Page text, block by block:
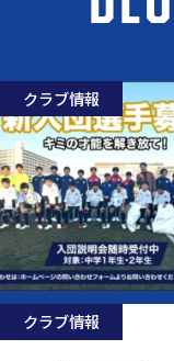
クラブ情報
クラブ情報